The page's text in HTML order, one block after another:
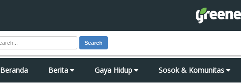
Search
Beranda Berita Gaya Hidup Sosok & Komunitas